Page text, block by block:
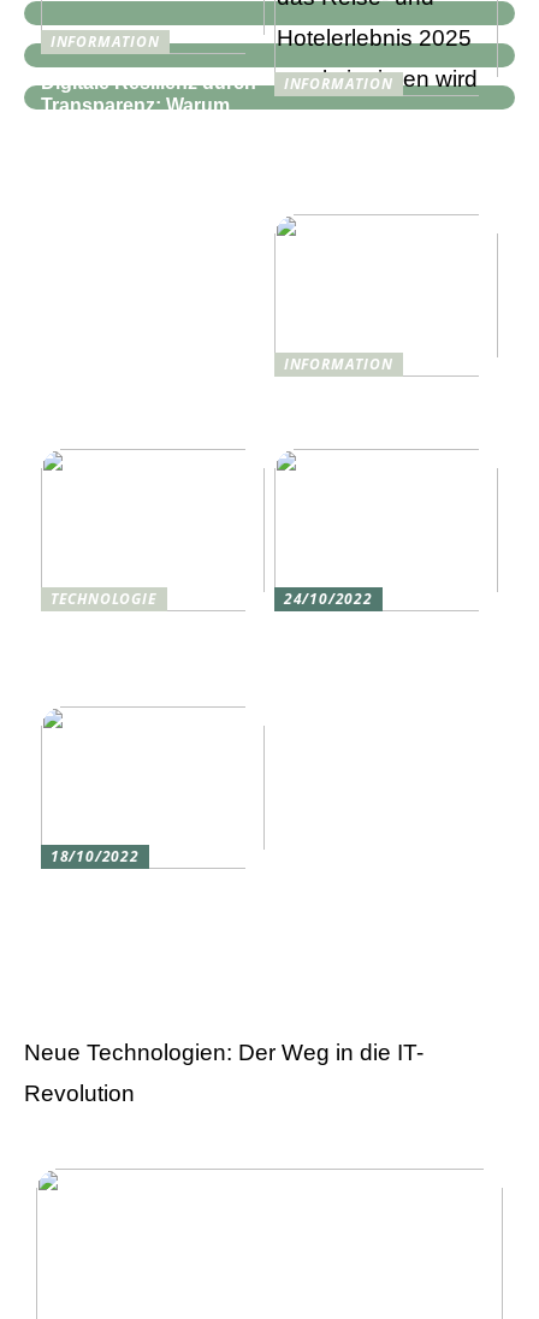
INFORMATION
Digitale Resilienz durch
Transparenz: Warum
INFORMATION
INFORMATION
TECHNOLOGIE 24/10/2022
18/10/2022
Neue Technologien: Der Weg in die IT-
Revolution